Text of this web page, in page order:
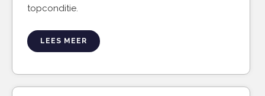
topconditie.
LEES MEER